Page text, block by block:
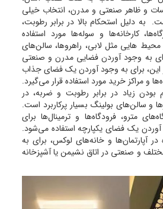
و ظاهر صنعتی و مدرن، انتخاب خیلی
به دلیل استحکام بالا در برابر رطوبت،
کارخانه‌ها و سوله‌ها مورد استفاده
هایی مثل لابی، راهروها، سالن‌های
به وجود آوردن فضایی مدرن و صنعتی
این، برای به وجود آوردن یک فضای جذاب
و مراکز خرید مورد استفاده قرار می‌گیرد.
زیاد در برابر رطوبت و ضربه، در
و سالن‌های بولینگ بسیار پرکاربرد است.
مترو، فرودگاه‌ها و ترمینال‌ها برای
یک فضای یکپارچه استفاده می‌شود.
آپارتمان‌ها و خانه‌های لوکس، برای به
و صنعتی در اتاق نشیمن یا آشپزخانه